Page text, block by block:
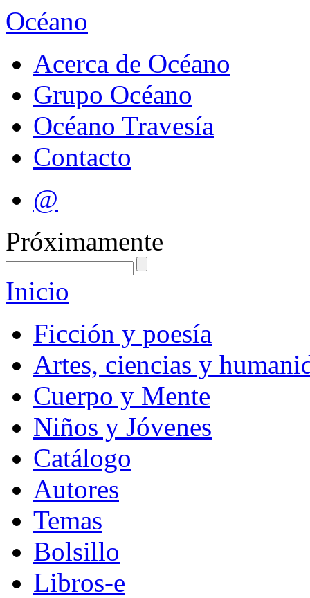
Océano
Acerca de Océano
Grupo Océano
Océano Travesía
Contacto
@
Próximamente
Inicio
Ficción y poesía
Artes, ciencias y
Cuerpo y Mente
Niños y Jóvenes
Catálogo
Autores
Temas
Bolsillo
Libros-e